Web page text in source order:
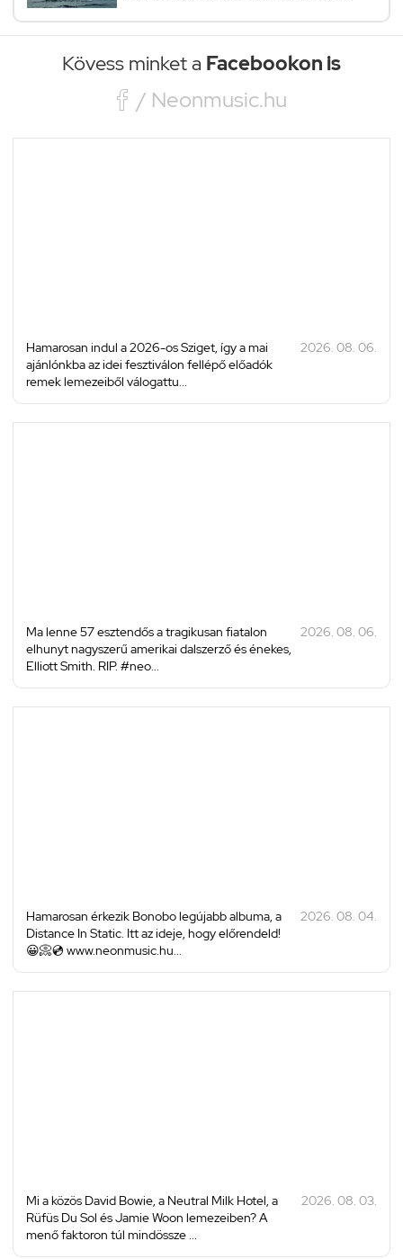
Kövess minket a Facebookon is
 / Neonmusic.hu
Hamarosan indul a 2026-os Sziget, így a mai
ajánlónkba az idei fesztiválon fellépő előadók
remek lemezeiből válogattu...
2026. 08. 06.
Ma lenne 57 esztendős a tragikusan fiatalon
elhunyt nagyszerű amerikai dalszerző és énekes,
Elliott Smith. RIP. #neo...
2026. 08. 06.
Hamarosan érkezik Bonobo legújabb albuma, a
Distance In Static. Itt az ideje, hogy előrendeld!
😀📀💿 www.neonmusic.hu...
2026. 08. 04.
Mi a közös David Bowie, a Neutral Milk Hotel, a
Rüfüs Du Sol és Jamie Woon lemezeiben? A
menő faktoron túl mindössze ...
2026. 08. 03.